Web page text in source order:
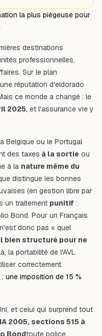
la plus piégeuse pour
destinations
professionnelles,
Sur le plan
réputation d'eldorado
ce monde a changé : le
2025, et l'assurance vie y
Belgique ou le Portugal
des taxes à la sortie ou
à la nature même du
distingue les bonnes
(en gestion libre par
un traitement punitif :
Bond. Pour un Français
donc pas « quel
bien structuré pour ne
la portabilité de l'AVL
correctement.
une imposition de 15 %
et celui qui surprend tout
2005, sections 515 à
Bondtoute police